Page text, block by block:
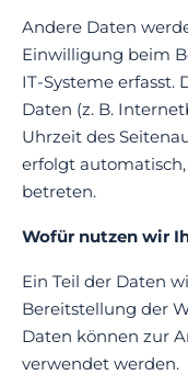
Andere Daten
Einwilligung beim
IT-Systeme erfasst.
Daten (z. B.
Uhrzeit des
erfolgt automatisch,
betreten.
Wofür nutzen wir
Ein Teil der Daten
Bereitstellung der
Daten können zur
verwendet werden.